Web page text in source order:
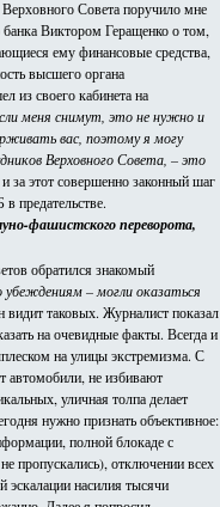
Верховного Совета поручило мне
банка Виктором Геращенко о том,
ему финансовые средства,
высшего органа
из своего кабинета на
меня снимут, это не нужно и
вас, поэтому я могу
Верховного Совета, – это
этот совершенно законный шаг
предательстве.
фашистского переворота,
обратился знакомый
– могли оказаться
видит таковых. Журналист показал
на очевидные факты. Всегда и
на улицы экстремизма. С
автомобили, не избивают
уличная толпа делает
нужно признать объективное:
полной блокаде с
пропускались), отключении всех
эскалации насилия тысячи